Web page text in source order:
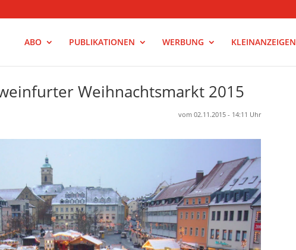
ABO PUBLIKATIONEN WERBUNG KLEINANZEIGEN
Weihnachtsmarkt 2015
vom 02.11.2015 - 14:11 Uhr